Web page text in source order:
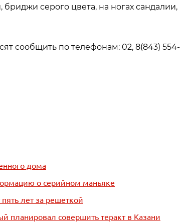
серого цвета, на ногах сандалии,
сообщить по телефонам: 02, 8(843) 554-
дома
о серийном маньяке
лет за решеткой
планировал совершить теракт в Казани